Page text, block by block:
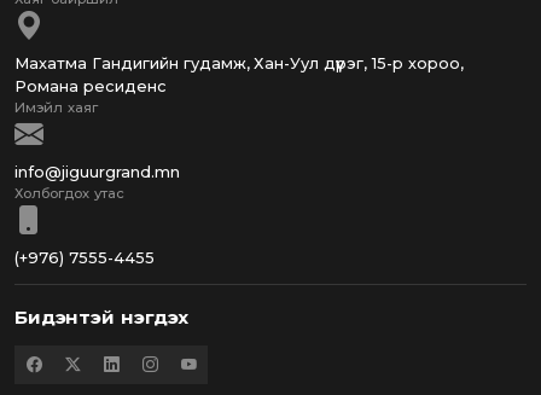
Махатма Гандигийн гудамж, Хан-Уул дүүрэг, 15-р хороо,
Романа ресиденс
info@jiguurgrand.mn
(+976) 7555-4455
Бидэнтэй нэгдэх